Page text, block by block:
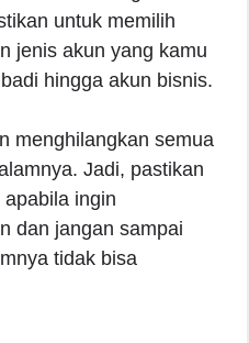
untuk memilih
jenis akun yang kamu
hingga akun bisnis.
menghilangkan semua
Jadi, pastikan
ingin
dan jangan sampai
tidak bisa